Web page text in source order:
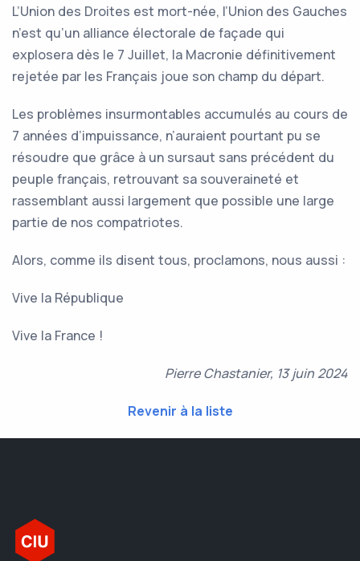
L’Union des Droites est mort-née, l’Union des Gauches
n’est qu’un alliance électorale de façade qui
explosera dès le 7 Juillet, la Macronie définitivement
rejetée par les Français joue son champ du départ.
Les problèmes insurmontables accumulés au cours de
7 années d’impuissance, n’auraient pourtant pu se
résoudre que grâce à un sursaut sans précédent du
peuple français, retrouvant sa souveraineté et
rassemblant aussi largement que possible une large
partie de nos compatriotes.
Alors, comme ils disent tous, proclamons, nous aussi :
Vive la République
Vive la France !
Pierre Chastanier, 13 juin 2024
Revenir à la liste